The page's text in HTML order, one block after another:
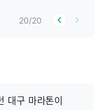
20/20
대구 마라톤이